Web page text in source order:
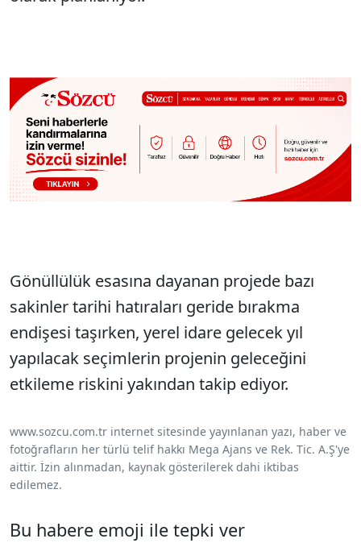
Gönüllülük esasına dayanan projede bazı
sakinler tarihi hatıraları geride bırakma
endişesi taşırken, yerel idare gelecek yıl
yapılacak seçimlerin projenin geleceğini
etkileme riskini yakından takip ediyor.
www.sozcu.com.tr internet sitesinde yayınlanan yazı, haber ve
fotoğrafların her türlü telif hakkı Mega Ajans ve Rek. Tic. A.Ş'ye
aittir. İzin alınmadan, kaynak gösterilerek dahi iktibas
edilemez.
Bu habere emoji ile tepki ver